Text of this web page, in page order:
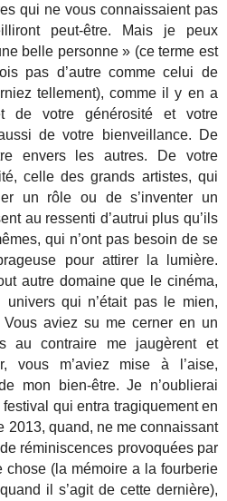
qui ne vous connaissaient pas
peut-être. Mais je peux
belle personne » (ce terme est
pas d’autre comme celui de
tellement), comme il y en a
de votre générosité et votre
de votre bienveillance. De
envers les autres. De votre
celle des grands artistes, qui
un rôle ou de s’inventer un
au ressenti d’autrui plus qu’ils
qui n’ont pas besoin de se
pour attirer la lumière.
autre domaine que le cinéma,
qui n’était pas le mien,
Vous aviez su me cerner en un
au contraire me jaugèrent et
vous m’aviez mise à l’aise,
mon bien-être. Je n’oublierai
qui entra tragiquement en
2013, quand, ne me connaissant
réminiscences provoquées par
chose (la mémoire a la fourberie
il s’agit de cette dernière),